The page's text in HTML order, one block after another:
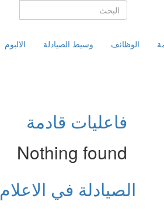
الوظائف وسيط الصيادلة الالبوم
فاعليات قادمة
Nothing found
الصيادلة في الاعلام